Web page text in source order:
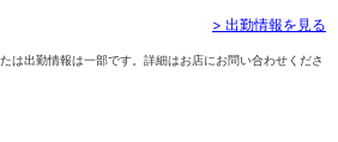
> 出勤情報を見る
は出勤情報は一部です。詳細はお店にお問い合わせくださ